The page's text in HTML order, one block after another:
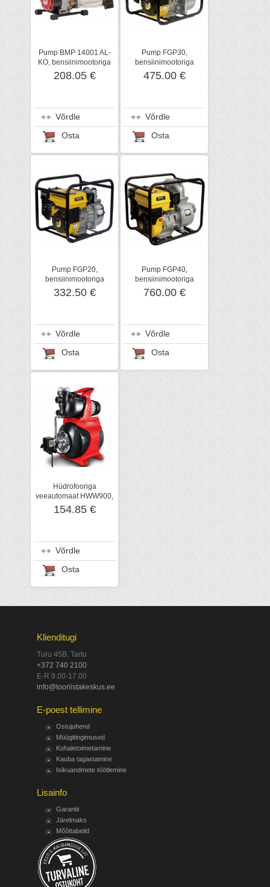
Pump BMP 14001 AL-
KO, bensiinimootoriga
ilma voolikuta
208.05 €
Võrdle
Osta
Pump FGP30,
bensiinimootoriga
475.00 €
Võrdle
Osta
Pump FGP20,
bensiinimootoriga
332.50 €
Võrdle
Osta
Pump FGP40,
bensiinimootoriga
760.00 €
Võrdle
Osta
Hüdrofooriga
veeautomaat HWW900,
Scheppach
154.85 €
Võrdle
Osta
Klienditugi
Turu 45B, Tartu
+372 740 2100
E-R 9.00-17.00
info@tooriistakeskus.ee
E-poest tellimine
Ostujuhend
Müügitingimused
Kohaletoimetamine
Kauba tagastamine
Isikuandmete töötlemine
Lisainfo
Garantii
Järelmaks
Mõõttabelid